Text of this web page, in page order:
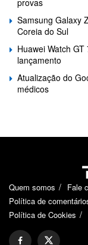
Samsung Galaxy
Coreia do Sul
Huawei Watch
lançamento
Atualização do
médicos
Quem somos Fale
Política de
Política de Cookies